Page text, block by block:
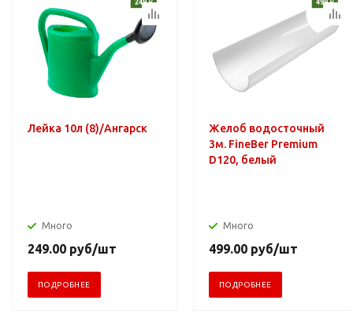
Лейка 10л (8)/Ангарск
Много
249.00 руб/шт
ПОДРОБНЕЕ
Желоб водосточный
3м. FineBer Premium
D120, белый
Много
499.00 руб/шт
ПОДРОБНЕЕ